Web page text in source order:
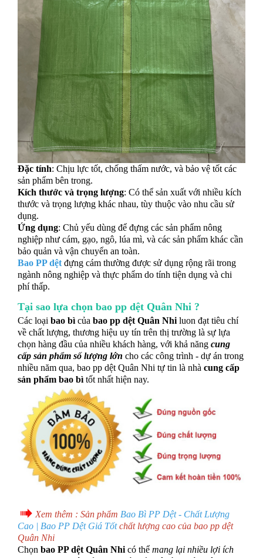
Đặc tính: Chịu lực tốt, chống thấm nước, và bảo vệ tốt các
sản phẩm bên trong.
Kích thước và trọng lượng: Có thể sản xuất với nhiều kích
thước và trọng lượng khác nhau, tùy thuộc vào nhu cầu sử
dụng.
Ứng dụng: Chủ yếu dùng để đựng các sản phẩm nông
nghiệp như cám, gạo, ngô, lúa mì, và các sản phẩm khác cần
bảo quản và vận chuyển an toàn.
Bao PP dệt đựng cám thường được sử dụng rộng rãi trong
ngành nông nghiệp và thực phẩm do tính tiện dụng và chi
phí thấp.
Tại sao lựa chọn bao pp dệt Quân Nhi ?
Các loại bao bì của bao pp dệt Quân Nhi luon đạt tiêu chí
về chất lượng, thương hiệu uy tín trên thị trường là sự lựa
chọn hàng đầu của nhiều khách hàng, với khả năng cung
cấp sản phẩm số lượng lớn cho các công trình - dự án trong
nhiều năm qua, bao pp dệt Quân Nhi tự tin là nhà cung cấp
sản phẩm bao bì tốt nhất hiện nay.
Xem thêm : Sản phẩm Bao Bì PP Dệt - Chất Lượng
Cao | Bao PP Dệt Giá Tốtchất lượng cao của bao pp dệt
Quân Nhi
Chọn bao PP dệt Quân Nhi có thể mang lại nhiều lợi ích